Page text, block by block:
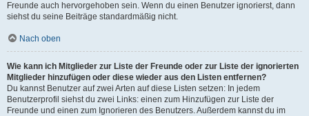
Freunde auch hervorgehoben sein. Wenn du einen Benutzer ignorierst, dann
siehst du seine Beiträge standardmäßig nicht.
Nach oben
Wie kann ich Mitglieder zur Liste der Freunde oder zur Liste der ignorierten
Mitglieder hinzufügen oder diese wieder aus den Listen entfernen?
Du kannst Benutzer auf zwei Arten auf diese Listen setzen: In jedem
Benutzerprofil siehst du zwei Links: einen zum Hinzufügen zur Liste der
Freunde und einen zum Ignorieren des Benutzers. Außerdem kannst du im